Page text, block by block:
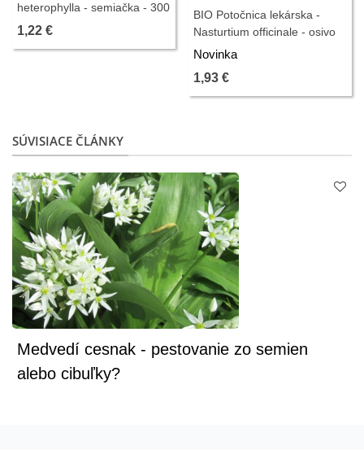
heterophylla - semiačka - 300
ks
1,22 €
BIO Potočnica lekárska -
Nasturtium officinale - osivo
potočnica - 100 ks
Novinka
1,93 €
SÚVISIACE ČLÁNKY
Medvedí cesnak - pestovanie zo semien
alebo cibuľky?